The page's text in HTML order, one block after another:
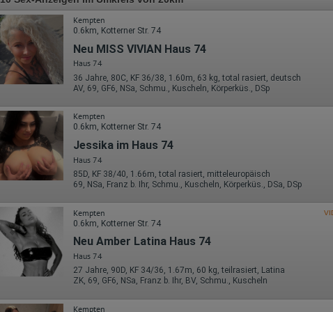
Kempten
0.6km, Kotterner Str. 74
Neu MISS VIVIAN Haus 74
Haus 74
36 Jahre, 80C, KF 36/38, 1.60m, 63 kg, total rasiert, deutsch
AV, 69, GF6, NSa, Schmu., Kuscheln, Körperküs., DSp
Kempten
0.6km, Kotterner Str. 74
Jessika im Haus 74
Haus 74
85D, KF 38/40, 1.66m, total rasiert, mitteleuropäisch
69, NSa, Franz b. Ihr, Schmu., Kuscheln, Körperküs., DSa, DSp
Kempten
0.6km, Kotterner Str. 74
Neu Amber Latina Haus 74
Haus 74
27 Jahre, 90D, KF 34/36, 1.67m, 60 kg, teilrasiert, Latina
ZK, 69, GF6, NSa, Franz b. Ihr, BV, Schmu., Kuscheln
Kempten